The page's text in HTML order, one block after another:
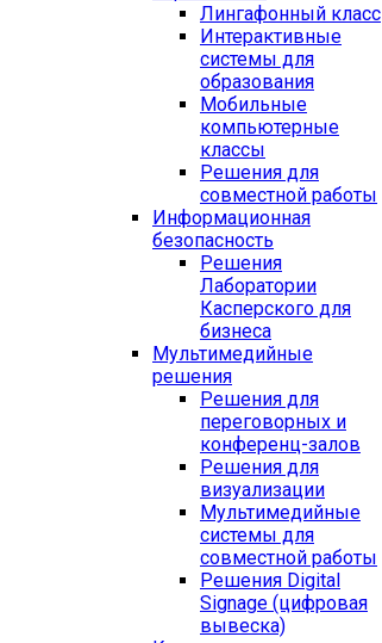
Лингафонный класс
Интерактивные
системы для
образования
Мобильные
компьютерные
классы
Решения для
совместной работы
Информационная
безопасность
Решения
Лаборатории
Касперского для
бизнеса
Мультимедийные
решения
Решения для
переговорных и
конференц-залов
Решения для
визуализации
Мультимедийные
системы для
совместной работы
Решения Digital
Signage (цифровая
вывеска)